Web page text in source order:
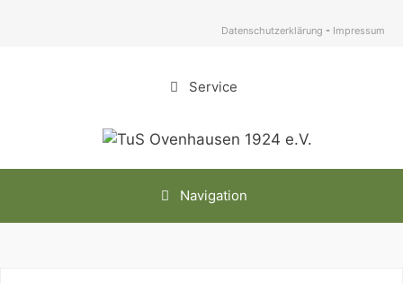
Datenschutzerklärung - Impressum
Service
Navigation